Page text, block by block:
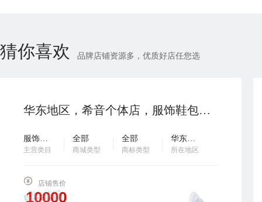
猜你喜欢 品牌店铺资源多，优质好店任您选
华东地区，希音个体店，服饰鞋包类目，2025年入驻，主体变更，全托管，没有违规贷款，欢迎滴滴…
服饰鞋包
主营类目
全部
商城类型
全部
商标类型
华东地区
所在地区
店铺售价